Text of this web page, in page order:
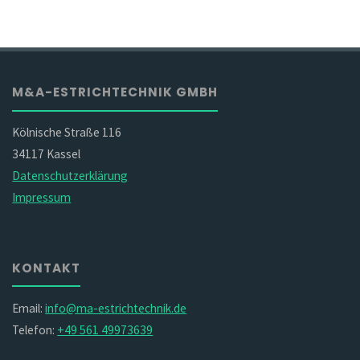
M&A-ESTRICHTECHNIK GMBH
Kölnische Straße 116
34117 Kassel
Datenschutzerklärung
Impressum
KONTAKT
Email:info@ma-estrichtechnik.de
Telefon: +49 561 49973639